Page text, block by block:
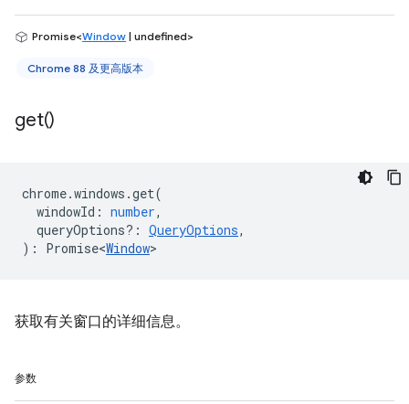
Promise<Window | undefined>
Chrome 88 及更高版本
get()
chrome.windows .get(
windowId : number,
queryOptions? : QueryOptions,
) : Promise<Window>
获取有关窗口的详细信息。
参数